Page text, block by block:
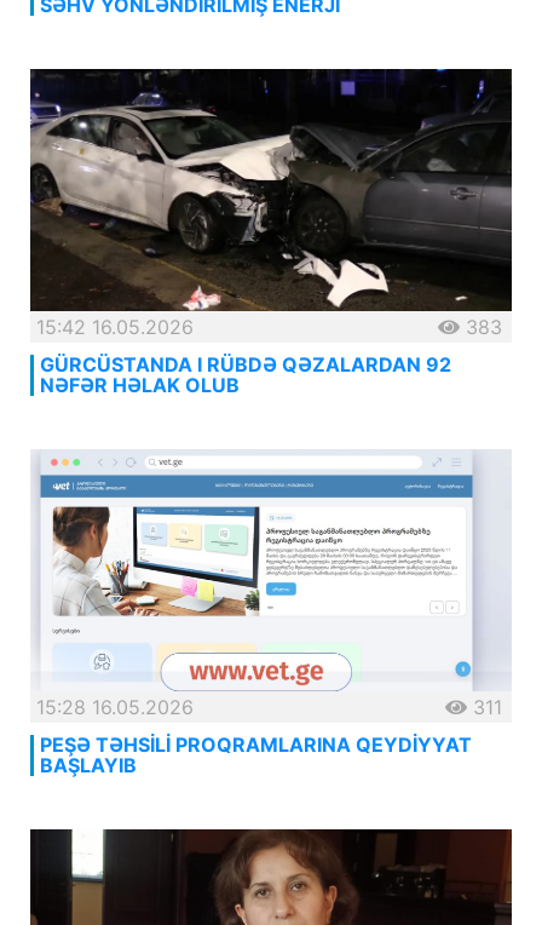
15:42 16.05.2026
383
GÜRCÜSTANDA I RÜBDƏ QƏZALARDAN 92
NƏFƏR HƏLAK OLUB
15:28 16.05.2026
311
PEŞƏ TƏHSİLİ PROQRAMLARINA QEYDİYYAT
BAŞLAYIB